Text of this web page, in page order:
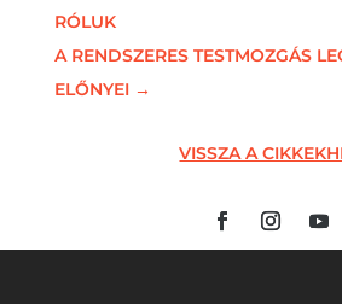
RÓLUK
A RENDSZERES TESTMOZGÁS
ELŐNYEI→
VISSZA A